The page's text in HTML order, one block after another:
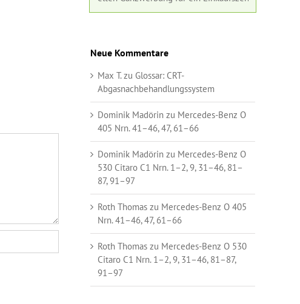
Neue Kommentare
Max T.zu Glossar: CRT-
Abgasnachbehandlungssystem
Dominik Madörin zu Mercedes-Benz O
405 Nrn. 41–46, 47, 61–66
Dominik Madörin zu Mercedes-Benz O
530 Citaro C1 Nrn. 1–2, 9, 31–46, 81–
87, 91–97
Roth Thomas zu Mercedes-Benz O 405
Nrn. 41–46, 47, 61–66
Roth Thomas zu Mercedes-Benz O 530
Citaro C1 Nrn. 1–2, 9, 31–46, 81–87,
91–97